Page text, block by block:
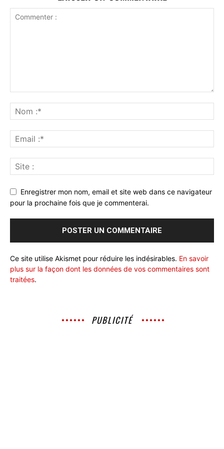
Enregistrer mon nom, email et site web dans ce navigateur
pour la prochaine fois que je commenterai.
Ce site utilise Akismet pour réduire les indésirables. En savoir
plus sur la façon dont les données de vos commentaires sont
traitées.
PUBLICITÉ